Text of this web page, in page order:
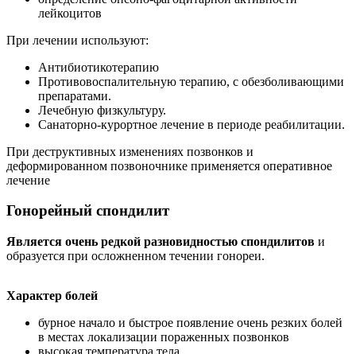
лейкоцитов
При лечении используют:
Антибиотикотерапию
Противовоспалительную терапию, с обезболивающими
препаратами.
Лечебную физкультуру.
Санаторно-курортное лечение в периоде реабилитации.
При деструктивных изменениях позвонков и
деформированном позвоночнике применяется оперативное
лечение
Гонорейный спондилит
Является очень редкой разновидностью спондилитов и
образуется при осложненном течении гонореи.
Характер болей
бурное начало и быстрое появление очень резких болей
в местах локализации пораженных позвонков
высокая температура тела